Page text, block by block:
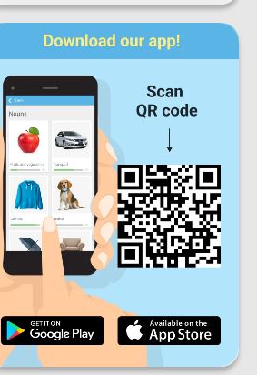
Явц
Даваа Лхагва Пүрэв
Бямба Ням
Өдөр тутмын дэвшил
Сарын ахиц
Ерөнхий дэвшил